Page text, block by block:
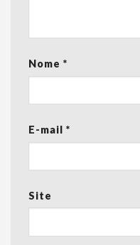
Nome *
E-mail *
Site